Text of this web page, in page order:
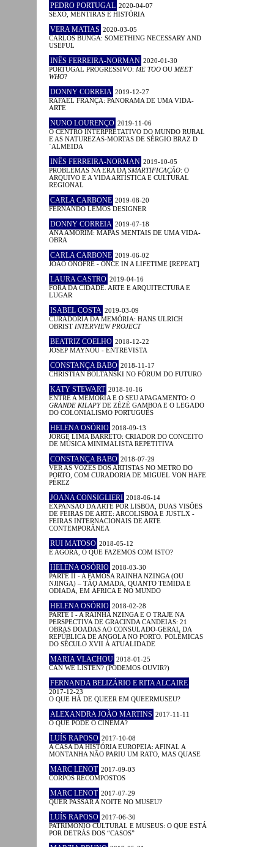
PEDRO PORTUGAL 2020-04-07
SEXO, MENTIRAS E HISTÓRIA
VERA MATIAS 2020-03-05
CARLOS BUNGA: SOMETHING NECESSARY AND
USEFUL
INÊS FERREIRA-NORMAN 2020-01-30
PORTUGAL PROGRESSIVO: ME TOO OU MEET
WHO?
DONNY CORREIA 2019-12-27
RAFAEL FRANÇA: PANORAMA DE UMA VIDA-
ARTE
NUNO LOURENÇO 2019-11-06
O CENTRO INTERPRETATIVO DO MUNDO RURAL
E AS NATUREZAS-MORTAS DE SÉRGIO BRAZ D
´ALMEIDA
INÊS FERREIRA-NORMAN 2019-10-05
PROBLEMAS NA ERA DA SMARTIFICAÇÃO: O
ARQUIVO E A VIDA ARTÍSTICA E CULTURAL
REGIONAL
CARLA CARBONE 2019-08-20
FERNANDO LEMOS DESIGNER
DONNY CORREIA 2019-07-18
ANA AMORIM: MAPAS MENTAIS DE UMA VIDA-
OBRA
CARLA CARBONE 2019-06-02
JOÃO ONOFRE - ONCE IN A LIFETIME [REPEAT]
LAURA CASTRO 2019-04-16
FORA DA CIDADE. ARTE E ARQUITECTURA E
LUGAR
ISABEL COSTA 2019-03-09
CURADORIA DA MEMÓRIA: HANS ULRICH
OBRIST INTERVIEW PROJECT
BEATRIZ COELHO 2018-12-22
JOSEP MAYNOU - ENTREVISTA
CONSTANÇA BABO 2018-11-17
CHRISTIAN BOLTANSKI NO FÓRUM DO FUTURO
KATY STEWART 2018-10-16
ENTRE A MEMÓRIA E O SEU APAGAMENTO: O
GRANDE KILAPYDE ZÉZÉ GAMBOA E O LEGADO
DO COLONIALISMO PORTUGUÊS
HELENA OSÓRIO 2018-09-13
JORGE LIMA BARRETO: CRIADOR DO CONCEITO
DE MÚSICA MINIMALISTA REPETITIVA
CONSTANÇA BABO 2018-07-29
VER AS VOZES DOS ARTISTAS NO METRO DO
PORTO, COM CURADORIA DE MIGUEL VON HAFE
PÉREZ
JOANA CONSIGLIERI 2018-06-14
EXPANSÃO DA ARTE POR LISBOA, DUAS VISÕES
DE FEIRAS DE ARTE: ARCOLISBOA E JUSTLX -
FEIRAS INTERNACIONAIS DE ARTE
CONTEMPORÂNEA
RUI MATOSO 2018-05-12
E AGORA, O QUE FAZEMOS COM ISTO?
HELENA OSÓRIO 2018-03-30
PARTE II - A FAMOSA RAINHA NZINGA (OU
NJINGA) – TÃO AMADA, QUANTO TEMIDA E
ODIADA, EM ÁFRICA E NO MUNDO
HELENA OSÓRIO 2018-02-28
PARTE I - A RAINHA NZINGA E O TRAJE NA
PERSPECTIVA DE GRACINDA CANDEIAS: 21
OBRAS DOADAS AO CONSULADO-GERAL DA
REPÚBLICA DE ANGOLA NO PORTO. POLÉMICAS
DO SÉCULO XVII À ATUALIDADE
MARIA VLACHOU 2018-01-25
CAN WE LISTEN? (PODEMOS OUVIR?)
FERNANDA BELIZÁRIO E RITA ALCAIRE
2017-12-23
O QUE HÁ DE QUEER EM QUEERMUSEU?
ALEXANDRA JOÃO MARTINS 2017-11-11
O QUE PODE O CINEMA?
LUÍS RAPOSO 2017-10-08
A CASA DA HISTÓRIA EUROPEIA: AFINAL A
MONTANHA NÃO PARIU UM RATO, MAS QUASE
MARC LENOT 2017-09-03
CORPOS RECOMPOSTOS
MARC LENOT 2017-07-29
QUER PASSAR A NOITE NO MUSEU?
LUÍS RAPOSO 2017-06-30
PATRIMÓNIO CULTURAL E MUSEUS: O QUE ESTÁ
POR DETRÁS DOS “CASOS”